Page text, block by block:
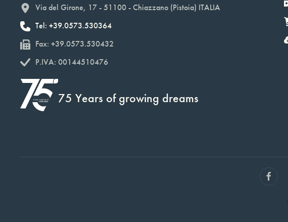
Via del Girone, 17 - 51100 - Chiazzano (Pistoia) ITALIA
Tel: +39.0573.530364
Fax: +39.0573.530432
P.IVA: 00144510476
75 Years of growing dreams